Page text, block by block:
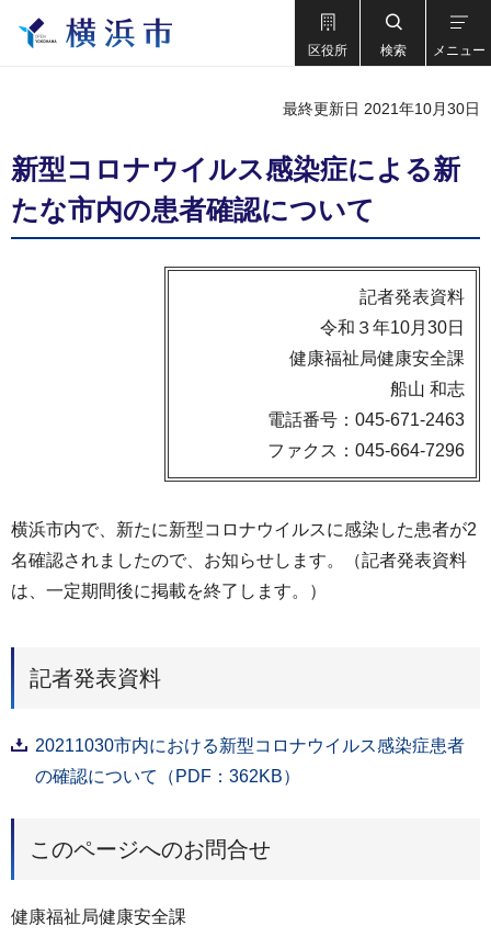
区役所 検索 メニュー
最終更新日 2021年10月30日
新型コロナウイルス感染症による新
たな市内の患者確認について
記者発表資料
令和３年10月30日
健康福祉局健康安全課
船山 和志
電話番号：045-671-2463
ファクス：045-664-7296
横浜市内で、新たに新型コロナウイルスに感染した患者が2
名確認されましたので、お知らせします。（記者発表資料
は、一定期間後に掲載を終了します。）
記者発表資料
20211030市内における新型コロナウイルス感染症患者
の確認について（PDF：362KB）
このページへのお問合せ
健康福祉局健康安全課